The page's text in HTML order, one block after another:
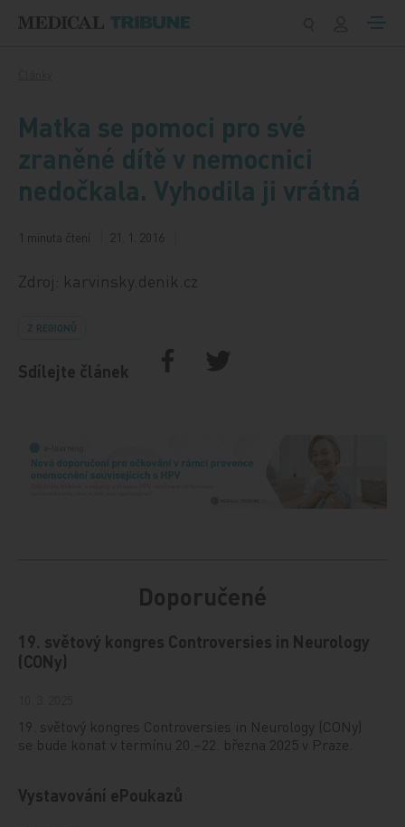
Matka se pomoci pro své
zraněné dítě v nemocnici
nedočkala. Vyhodila ji vrátná
1 minuta čtení 21. 1. 2016
Zdroj: karvinsky.denik.cz
Z REGIONŮ
Sdílejte článek
Doporučené
19. světový kongres Controversies in Neurology
(CONy)
19. světový kongres Controversies in Neurology (CONy)
se bude konat v termínu 20.–22. března 2025 v Praze.
Vystavování ePoukazů